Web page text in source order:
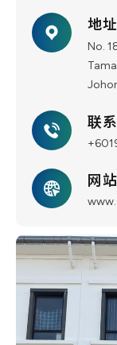
地址
No.
联
网站